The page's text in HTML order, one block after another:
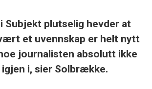
Subjekt plutselig hevder at
et uvennskap er helt nytt
journalisten absolutt ikke
i, sier Solbrække.